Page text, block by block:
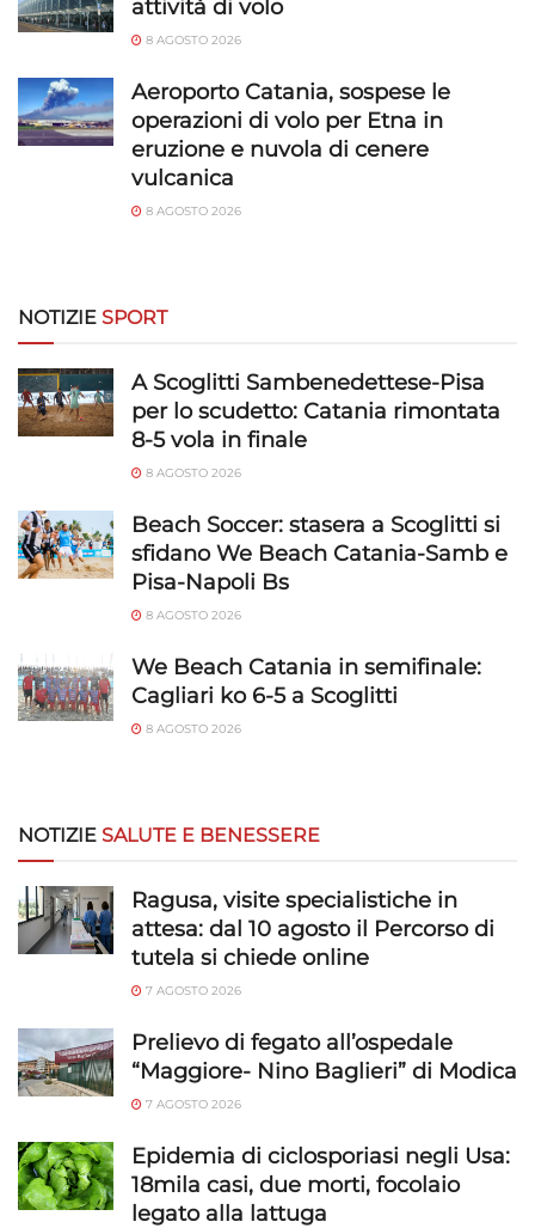
e presentare pubblicità e contenuto,
Salvare e comunicare le scelte sulla
attività di volo
8 AGOSTO 2026
Aeroporto Catania, sospese le
operazioni di volo per Etna in
eruzione e nuvola di cenere
vulcanica
8 AGOSTO 2026
NOTIZIE SPORT
A Scoglitti Sambenedettese-Pisa
per lo scudetto: Catania rimontata
8-5 vola in finale
8 AGOSTO 2026
Beach Soccer: stasera a Scoglitti si
sfidano We Beach Catania-Samb e
Pisa-Napoli Bs
8 AGOSTO 2026
We Beach Catania in semifinale:
Cagliari ko 6-5 a Scoglitti
8 AGOSTO 2026
NOTIZIE SALUTE E BENESSERE
Ragusa, visite specialistiche in
attesa: dal 10 agosto il Percorso di
tutela si chiede online
7 AGOSTO 2026
Prelievo di fegato all’ospedale
“Maggiore- Nino Baglieri” di Modica
7 AGOSTO 2026
Epidemia di ciclosporiasi negli Usa:
18mila casi, due morti, focolaio
legato alla lattuga